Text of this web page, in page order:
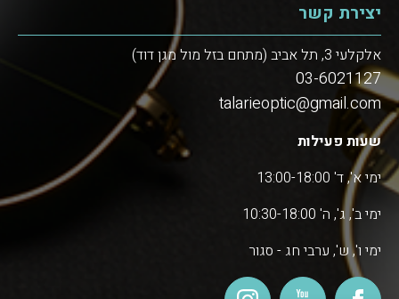
יצירת קשר
אלקלעי 3, תל אביב (מתחם בזל מול מגן דוד)
03-6021127
talarieoptic@gmail.com
שעות פעילות
ימי א', ד' 13:00-18:00
ימי ב', ג', ה' 10:30-18:00
ימי ו', ש', ערבי חג - סגור